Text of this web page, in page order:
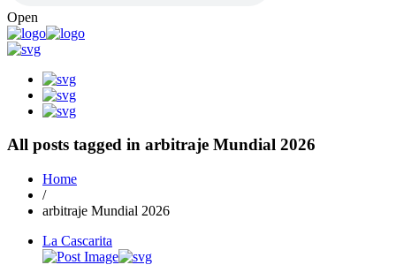
Open
All posts tagged in arbitraje Mundial 2026
Home
/
arbitraje Mundial 2026
La Cascarita